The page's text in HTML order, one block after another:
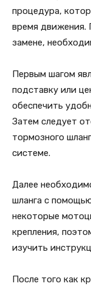
процедура,
время движения.
замене,
Первым шагом
подставку или
обеспечить
Затем следует
тормозного
системе.
Далее
шланга с
некоторые
крепления,
изучить
После того как